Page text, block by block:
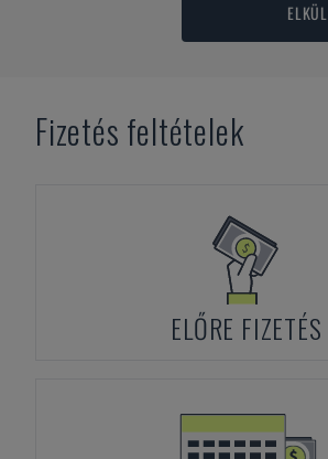
Fizetés feltételek
ELŐRE FIZETÉS